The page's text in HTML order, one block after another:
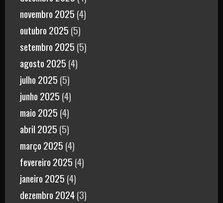
novembro 2025 (4)
outubro 2025 (5)
setembro 2025 (5)
agosto 2025 (4)
julho 2025 (5)
junho 2025 (4)
maio 2025 (4)
abril 2025 (5)
março 2025 (4)
fevereiro 2025 (4)
janeiro 2025 (4)
dezembro 2024(3)